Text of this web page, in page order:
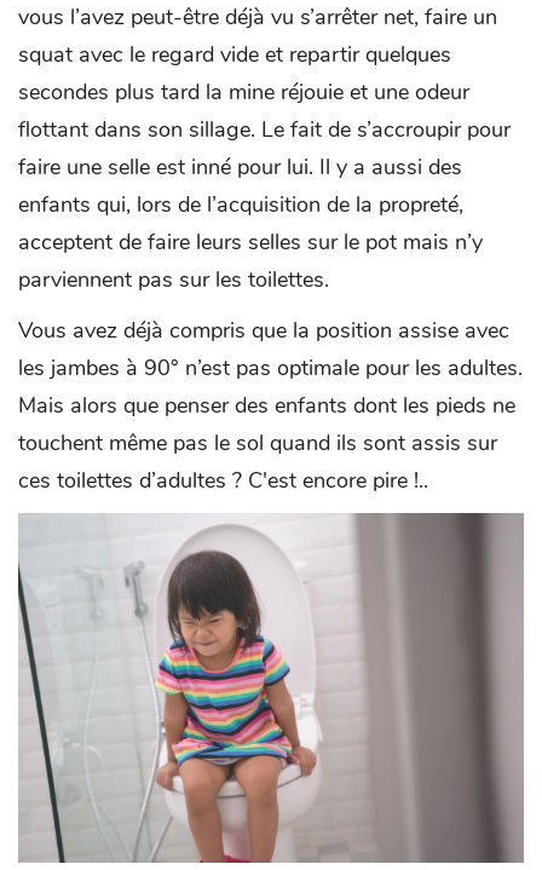
vous l’avez peut-être déjà vu s’arrêter net, faire un
squat avec le regard vide et repartir quelques
secondes plus tard la mine réjouie et une odeur
flottant dans son sillage. Le fait de s’accroupir pour
faire une selle est inné pour lui. Il y a aussi des
enfants qui, lors de l’acquisition de la propreté,
acceptent de faire leurs selles sur le pot mais n’y
parviennent pas sur les toilettes.
Vous avez déjà compris que la position assise avec
les jambes à 90° n’est pas optimale pour les adultes.
Mais alors que penser des enfants dont les pieds ne
touchent même pas le sol quand ils sont assis sur
ces toilettes d’adultes ? C'est encore pire !..